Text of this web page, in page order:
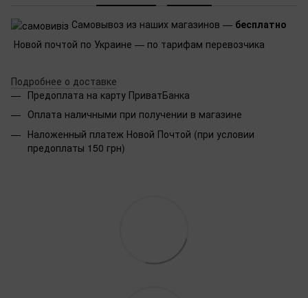
Самовывоз из наших магазинов — бесплатно
Новой почтой по Украине — по тарифам перевозчика
Подробнее о доставке
Предоплата на карту ПриватБанка
Оплата наличными при получении в магазине
Наложенный платеж Новой Почтой (при условии
предоплаты 150 грн)